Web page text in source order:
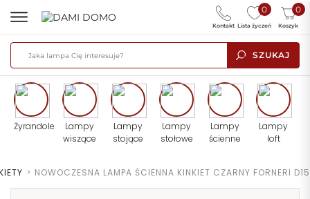
SZUKAJ
0
Lista życzeń
0
Koszyk
Kontakt
Żyrandole
Lampy
wiszące
Lampy
stojące
Lampy
stołowe
Lampy
ścienne
Lampy
loft
> NOWOCZESNA LAMPA ŚCIENNA KINKIET CZARNY FORNERI D15